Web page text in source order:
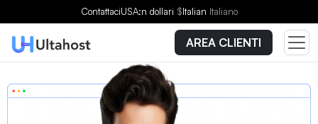
ContattaciUSA:n dollari $Italian Italiano
AREA CLIENTI